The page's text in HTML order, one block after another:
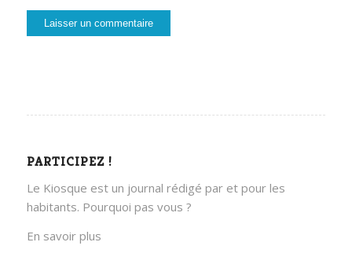
PARTICIPEZ !
Le Kiosque est un journal rédigé par et pour les
habitants. Pourquoi pas vous ?
En savoir plus